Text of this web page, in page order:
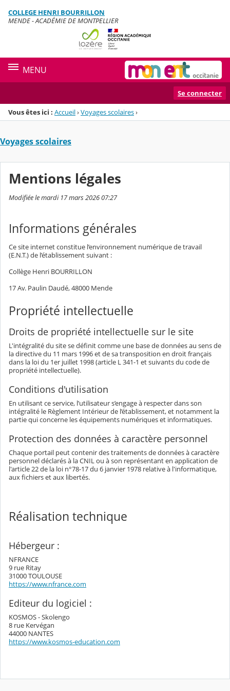
Menu de la rubrique
Contenu
COLLEGE HENRI BOURRILLON
MENDE - ACADÉMIE DE MONTPELLIER
MENU
Se connecter
Vous êtes ici : Accueil›Voyages scolaires›
Voyages scolaires
Mentions légales
Modifiée le mardi 17 mars 2026 07:27
Informations générales
Ce site internet constitue l’environnement numérique de travail
(E.N.T.) de l’établissement suivant :
Collège Henri BOURRILLON
17 Av. Paulin Daudé, 48000 Mende
Propriété intellectuelle
Droits de propriété intellectuelle sur le site
L'intégralité du site se définit comme une base de données au sens de
la directive du 11 mars 1996 et de sa transposition en droit français
dans la loi du 1er juillet 1998 (article L 341-1 et suivants du code de
propriété intellectuelle).
Conditions d'utilisation
En utilisant ce service, l’utilisateur s’engage à respecter dans son
intégralité le Règlement Intérieur de l’établissement, et notamment la
partie qui concerne les équipements numériques et informatiques.
Protection des données à caractère personnel
Chaque portail peut contenir des traitements de données à caractère
personnel déclarés à la CNIL ou à son représentant en application de
l'article 22 de la loi n°78-17 du 6 janvier 1978 relative à l'informatique,
aux fichiers et aux libertés.
Réalisation technique
Hébergeur :
NFRANCE
9 rue Ritay
31000 TOULOUSE
https://www.nfrance.com
Editeur du logiciel :
KOSMOS - Skolengo
8 rue Kervégan
44000 NANTES
https://www.kosmos-education.com